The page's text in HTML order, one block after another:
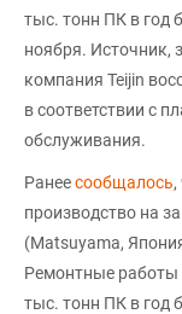
тыс. тонн ПК в год
ноября. Источник,
компания Teijin
в соответствии с
обслуживания.
Ранеесообщалось,
производство на
(Matsuyama,
Ремонтные
тыс. тонн ПК в год